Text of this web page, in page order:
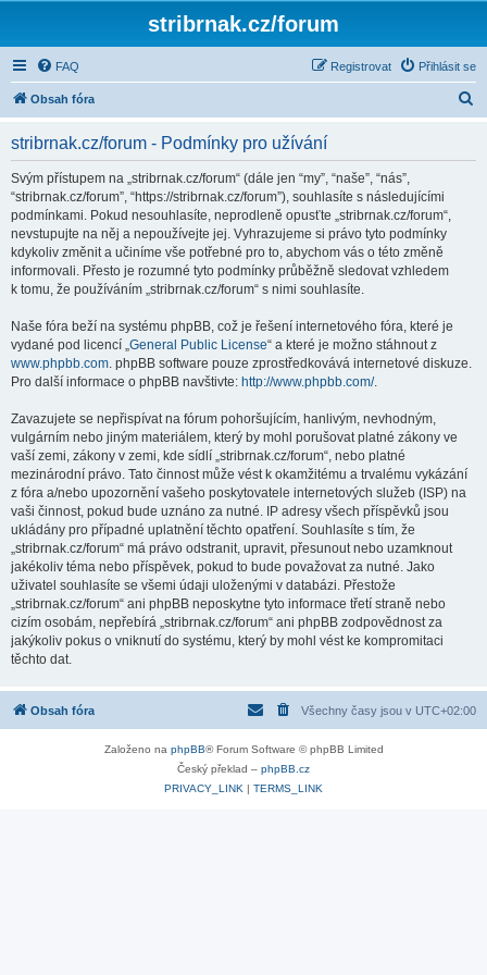
stribrnak.cz/forum
FAQ Přihlásit se
Registrovat
Obsah fóra
stribrnak.cz/forum - Podmínky pro užívání
Svým přístupem na „stribrnak.cz/forum“ (dále jen “my”, “naše”, “nás”,
“stribrnak.cz/forum”, “https://stribrnak.cz/forum”), souhlasíte s následujícími
podmínkami. Pokud nesouhlasíte, neprodleně opusťte „stribrnak.cz/forum“,
nevstupujte na něj a nepoužívejte jej. Vyhrazujeme si právo tyto podmínky
kdykoliv změnit a učiníme vše potřebné pro to, abychom vás o této změně
informovali. Přesto je rozumné tyto podmínky průběžně sledovat vzhledem
k tomu, že používáním „stribrnak.cz/forum“ s nimi souhlasíte.
Naše fóra beží na systému phpBB, což je řešení internetového fóra, které je
vydané pod licencí „General Public License“ a které je možno stáhnout z
www.phpbb.com. phpBB software pouze zprostředkovává internetové diskuze.
Pro další informace o phpBB navštivte: http://www.phpbb.com/.
Zavazujete se nepřispívat na fórum pohoršujícím, hanlivým, nevhodným,
vulgárním nebo jiným materiálem, který by mohl porušovat platné zákony ve
vaší zemi, zákony v zemi, kde sídlí „stribrnak.cz/forum“, nebo platné
mezinárodní právo. Tato činnost může vést k okamžitému a trvalému vykázání
z fóra a/nebo upozornění vašeho poskytovatele internetových služeb (ISP) na
vaši činnost, pokud bude uznáno za nutné. IP adresy všech příspěvků jsou
ukládány pro případné uplatnění těchto opatření. Souhlasíte s tím, že
„stribrnak.cz/forum“ má právo odstranit, upravit, přesunout nebo uzamknout
jakékoliv téma nebo příspěvek, pokud to bude považovat za nutné. Jako
uživatel souhlasíte se všemi údaji uloženými v databázi. Přestože
„stribrnak.cz/forum“ ani phpBB neposkytne tyto informace třetí straně nebo
cizím osobám, nepřebírá „stribrnak.cz/forum“ ani phpBB zodpovědnost za
jakýkoliv pokus o vniknutí do systému, který by mohl vést ke kompromitaci
těchto dat.
Obsah fóra Všechny časy jsou v UTC+02:00
Založeno na phpBB® Forum Software © phpBB Limited
Český překlad – phpBB.cz
PRIVACY_LINK | TERMS_LINK